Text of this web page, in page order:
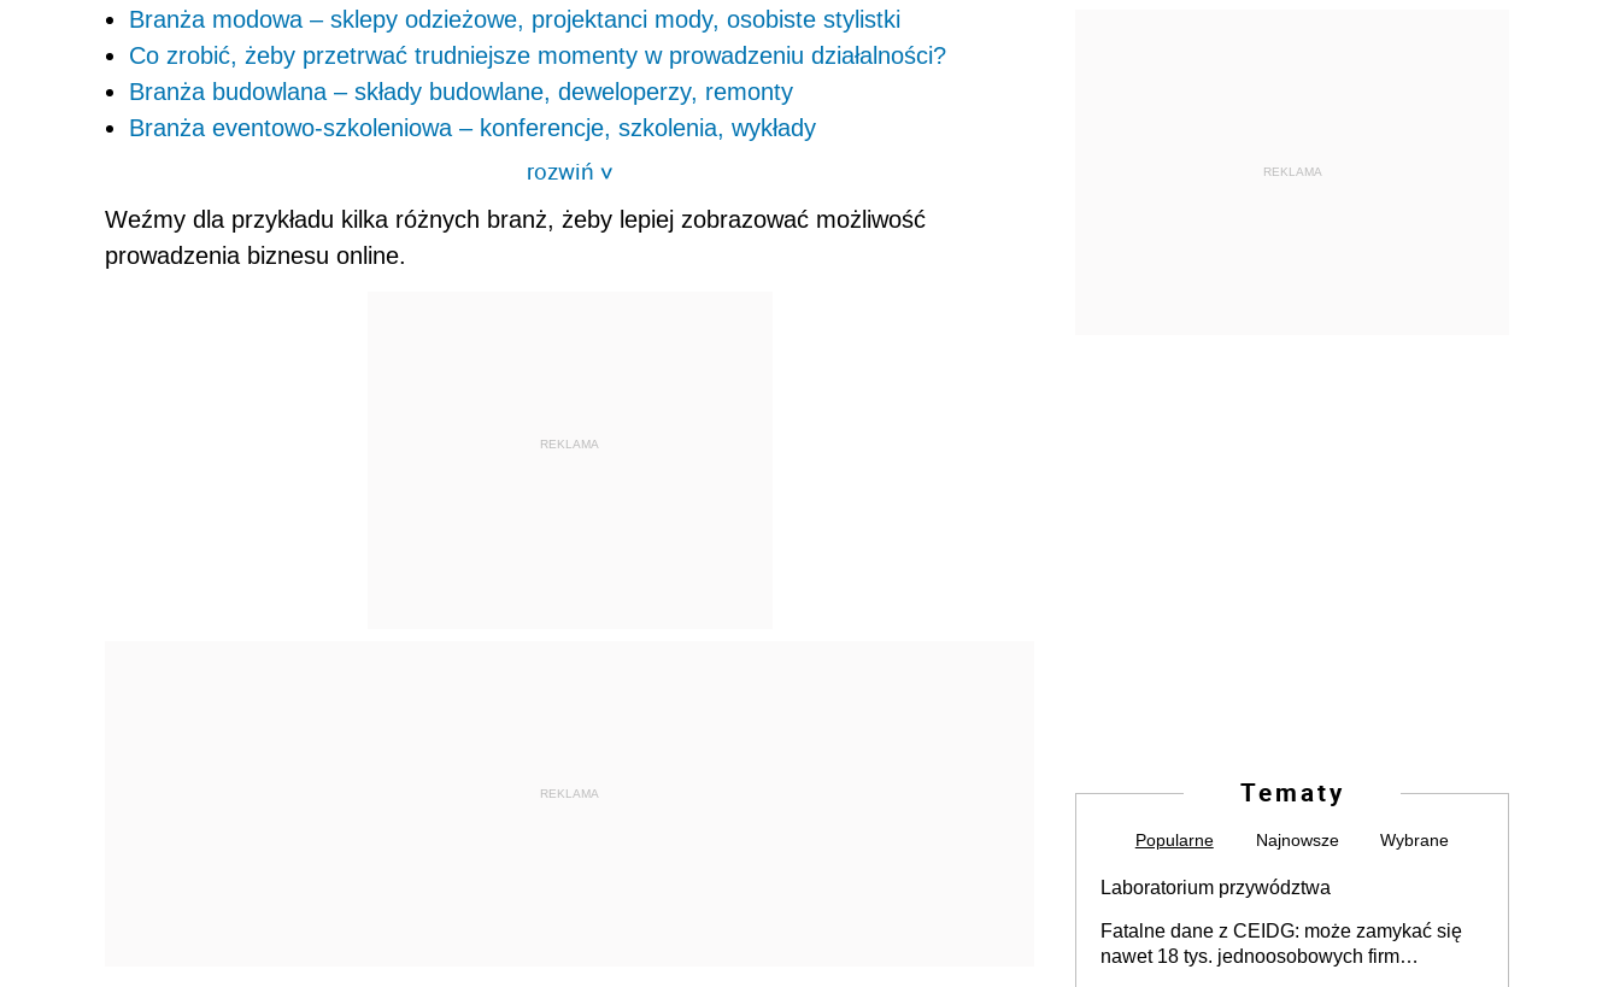
Branża modowa – sklepy odzieżowe, projektanci mody, osobiste stylistki
Co zrobić, żeby przetrwać trudniejsze momenty w prowadzeniu działalności?
Branża budowlana – składy budowlane, deweloperzy, remonty
Branża eventowo-szkoleniowa – konferencje, szkolenia, wykłady
rozwiń>
Weźmy dla przykładu kilka różnych branż, żeby lepiej zobrazować możliwość
prowadzenia biznesu online.
REKLAMA
REKLAMA
REKLAMA
Tematy
Popularne Najnowsze Wybrane
Laboratorium przywództwa
Fatalne dane z CEIDG: może zamykać się
nawet 18 tys. jednoosobowych firm